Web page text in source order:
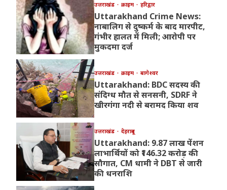
उत्तराखंड क्राइम हरिद्वार
Uttarakhand Crime News:
नाबालिग से दुष्कर्म के बाद मारपीट,
गंभीर हालत में मिली; आरोपी पर
मुकदमा दर्ज
उत्तराखंड क्राइम बागेश्वर
Uttarakhand: BDC सदस्य की
संदिग्ध मौत से सनसनी, SDRF ने
खीरगंगा नदी से बरामद किया शव
उत्तराखंड देहरादून
Uttarakhand: 9.87 लाख पेंशन
लाभार्थियों को ₹146.32 करोड़ की
सौगात, CM धामी ने DBT से जारी
की धनराशि